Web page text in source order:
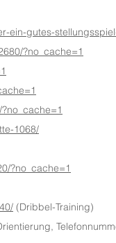
ein-gutes-
?no_cache=1
1068/
?no_cache=1
(Dribbel-Training)